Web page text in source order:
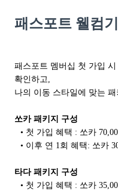
패스포트 웰컴
패스포트 멤버십 첫 가입
확인하고,
나의 이동 스타일에 맞는
쏘카 패키지 구성
• 첫 가입 혜택 : 쏘카
• 이후 연 1회 혜택: 쏘카
타다 패키지 구성
• 첫 가입 혜택 : 쏘카